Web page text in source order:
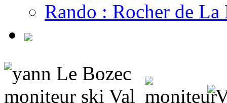
Rando : Rocher de La